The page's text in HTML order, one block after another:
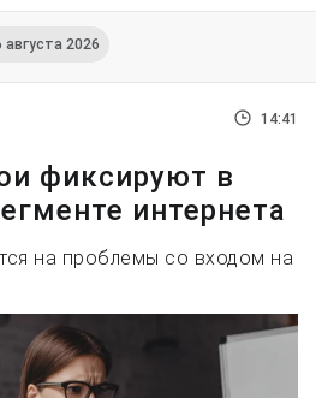
августа 2026
14:41
фиксируют в
интернета
на проблемы со входом на